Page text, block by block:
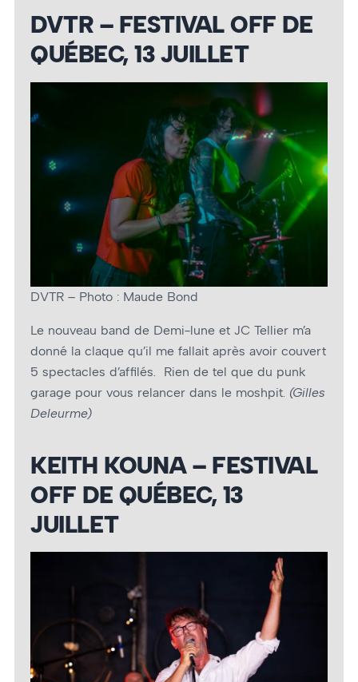
DVTR – FESTIVAL OFF DE
QUÉBEC, 13 JUILLET
DVTR – Photo : Maude Bond
Le nouveau band de Demi-lune et JC Tellier m’a
donné la claque qu’il me fallait après avoir couvert
5 spectacles d’affilés. Rien de tel que du punk
garage pour vous relancer dans le moshpit. (Gilles
Deleurme)
KEITH KOUNA – FESTIVAL
OFF DE QUÉBEC, 13
JUILLET